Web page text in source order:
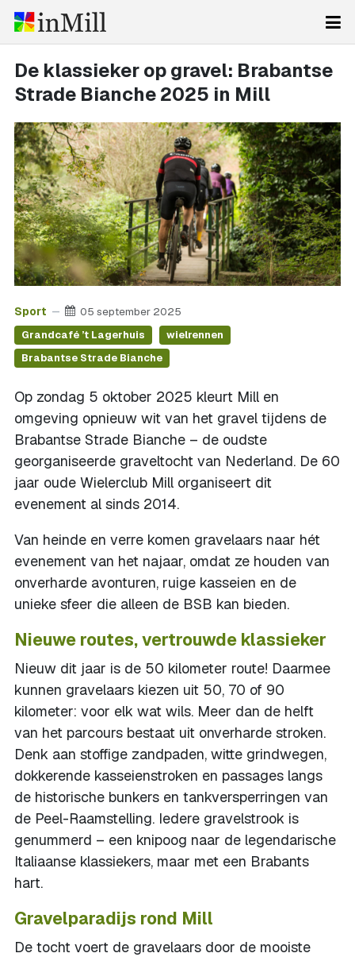
De klassieker op gravel: Brabantse
Strade Bianche 2025 in Mill
Sport 05 september 2025
Grandcafé ’t Lagerhuis
wielrennen
Brabantse Strade Bianche
Op zondag 5 oktober 2025 kleurt Mill en
omgeving opnieuw wit van het gravel tijdens de
Brabantse Strade Bianche – de oudste
georganiseerde graveltocht van Nederland. De 60
jaar oude Wielerclub Mill organiseert dit
evenement al sinds 2014.
Van heinde en verre komen gravelaars naar hét
evenement van het najaar, omdat ze houden van
onverharde avonturen, ruige kasseien en de
unieke sfeer die alleen de BSB kan bieden.
Nieuwe routes, vertrouwde klassieker
Nieuw dit jaar is de 50 kilometer route! Daarmee
kunnen gravelaars kiezen uit 50, 70 of 90
kilometer: voor elk wat wils. Meer dan de helft
van het parcours bestaat uit onverharde stroken.
Denk aan stoffige zandpaden, witte grindwegen,
dokkerende kasseienstroken en passages langs
de historische bunkers en tankversperringen van
de Peel-Raamstelling. Iedere gravelstrook is
genummerd – een knipoog naar de legendarische
Italiaanse klassiekers, maar met een Brabants
hart.
Gravelparadijs rond Mill
De tocht voert de gravelaars door de mooiste